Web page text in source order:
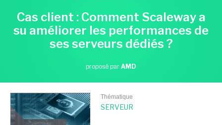
Cas client : Comment Scaleway a
su améliorer les performances de
ses serveurs dédiés ?
proposé par AMD
Thématique
SERVEUR